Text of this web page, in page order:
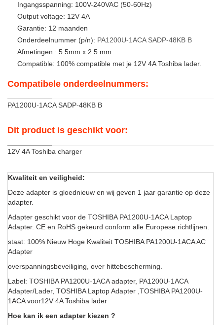
Ingangsspanning: 100V-240VAC (50-60Hz)
Output voltage: 12V 4A
Garantie: 12 maanden
Onderdeelnummer (p/n): PA1200U-1ACA SADP-48KB B
Afmetingen : 5.5mm x 2.5 mm
Compatible: 100% compatible met je 12V 4A Toshiba lader.
Compatibele onderdeelnummers:
PA1200U-1ACA SADP-48KB B
Dit product is geschikt voor:
12V 4A Toshiba charger
Kwaliteit en veiligheid:
Deze adapter is gloednieuw en wij geven 1 jaar garantie op deze
adapter.
Adapter geschikt voor de TOSHIBA PA1200U-1ACA Laptop
Adapter. CE en RoHS gekeurd conform alle Europese richtlijnen.
staat: 100% Nieuw Hoge Kwaliteit TOSHIBA PA1200U-1ACA AC
Adapter
overspanningsbeveiliging, over hittebescherming.
Label: TOSHIBA PA1200U-1ACA adapter, PA1200U-1ACA
Adapter/Lader, TOSHIBA Laptop Adapter ,TOSHIBA PA1200U-
1ACA voor12V 4A Toshiba lader
Hoe kan ik een adapter kiezen ?